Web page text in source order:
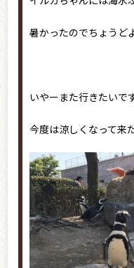
暑かったのでちょうど
いやーまた行きたいで
今度は涼しくなって来